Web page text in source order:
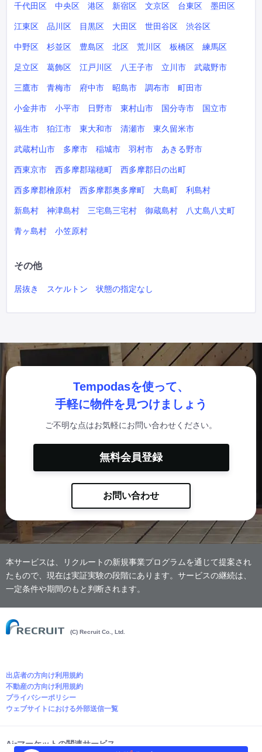
千代田区 中央区 港区 新宿区 文京区 台東区 墨田区
江東区 品川区 目黒区 大田区 世田谷区 渋谷区
中野区 杉並区 豊島区 北区 荒川区 板橋区 練馬区
足立区 葛飾区 江戸川区 八王子市 立川市 武蔵野市
三鷹市 青梅市 府中市 昭島市 調布市 町田市
小金井市 小平市 日野市 東村山市 国分寺市 国立市
福生市 狛江市 東大和市 清瀬市 東久留米市
武蔵村山市 多摩市 稲城市 羽村市 あきる野市
西東京市 西多摩郡瑞穂町 西多摩郡日の出町
西多摩郡檜原村 西多摩郡奥多摩町 大島町 利島村
新島村 神津島村 三宅島三宅村 御蔵島村 八丈島八丈町
青ヶ島村 小笠原村
その他
居抜き スケルトン 状態の指定なし
Tempodasを使って、
手軽に物件を見つけましょう
ご不明な点はお気軽にお問い合わせください。
無料会員登録
お問い合わせ
本サービスは、リクルートの新規事業プログラムを通じて提案され
たもので、現在は実証実験の段階にあります。サービスの継続は、
一定条件や期間のもと判断されます。
(C) Recruit Co., Ltd.
出店者の方向け利用規約
不動産の方向け利用規約
プライバシーポリシー
ウェブサイトにおける外部送信一覧
Airマーケットの関連サービス